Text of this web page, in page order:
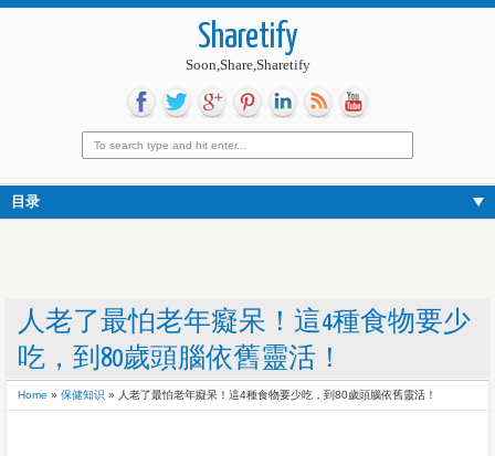
Sharetify
Soon,Share,Sharetify
目录
人老了最怕老年癡呆！這4種食物要少
吃，到80歲頭腦依舊靈活！
Home » 保健知识 » 人老了最怕老年癡呆！這4種食物要少吃，到80歲頭腦依舊靈活！